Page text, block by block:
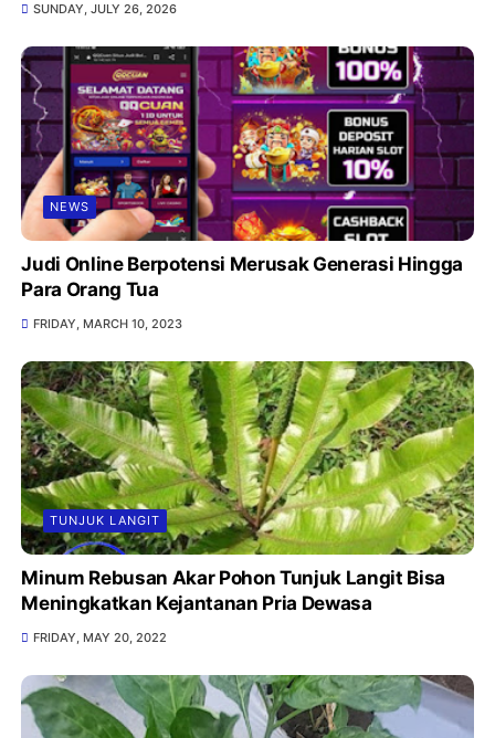
SUNDAY, JULY 26, 2026
NEWS
Judi Online Berpotensi Merusak Generasi Hingga
Para Orang Tua
FRIDAY, MARCH 10, 2023
TUNJUK LANGIT
Minum Rebusan Akar Pohon Tunjuk Langit Bisa
Meningkatkan Kejantanan Pria Dewasa
FRIDAY, MAY 20, 2022